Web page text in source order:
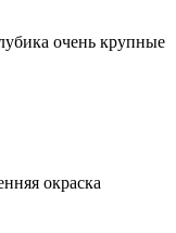
очень крупные
окраска